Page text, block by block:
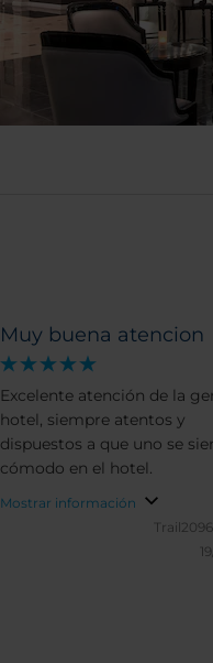
Muy buena atencion
Excelente atención de la
hotel, siempre atentos y
dispuestos a que uno se
cómodo en el hotel.
Mostrar información